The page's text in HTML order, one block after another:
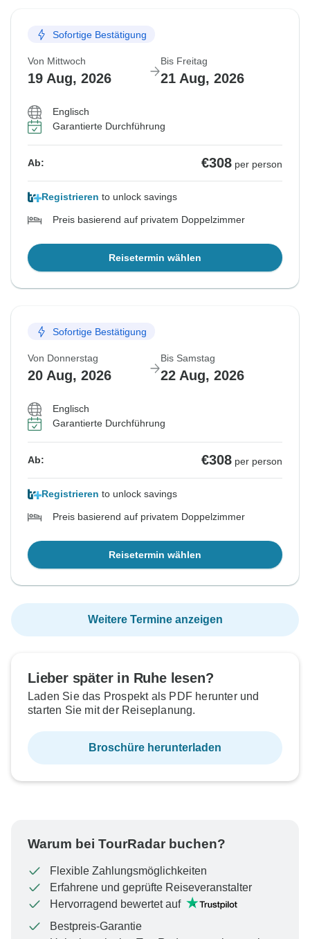
Sofortige Bestätigung
Von Mittwoch
19 Aug, 2026
Bis Freitag
21 Aug, 2026
Englisch
Garantierte Durchführung
Ab: €308 per person
Registrieren to unlock savings
Preis basierend auf privatem Doppelzimmer
Reisetermin wählen
Sofortige Bestätigung
Von Donnerstag
20 Aug, 2026
Bis Samstag
22 Aug, 2026
Englisch
Garantierte Durchführung
Ab: €308 per person
Registrieren to unlock savings
Preis basierend auf privatem Doppelzimmer
Reisetermin wählen
Weitere Termine anzeigen
Lieber später in Ruhe lesen?
Laden Sie das Prospekt als PDF herunter und
starten Sie mit der Reiseplanung.
Broschüre herunterladen
Warum bei TourRadar buchen?
Flexible Zahlungsmöglichkeiten
Erfahrene und geprüfte Reiseveranstalter
Hervorragend bewertet auf
Bestpreis-Garantie